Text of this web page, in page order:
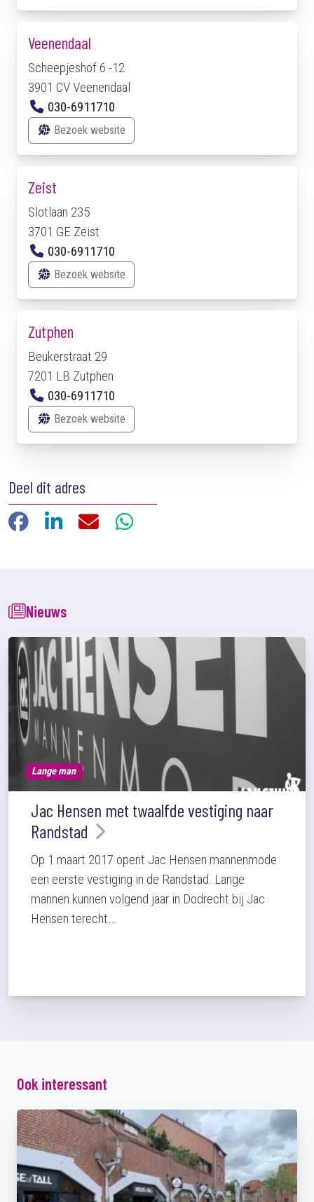
Veenendaal
Scheepjeshof 6 -12
3901 CV Veenendaal
030-6911710
Bezoek website
Zeist
Slotlaan 235
3701 GE Zeist
030-6911710
Bezoek website
Zutphen
Beukerstraat 29
7201 LB Zutphen
030-6911710
Bezoek website
Deel dit adres
FacebookLinkedIn E-mailWhatsApp
Nieuws
Lange man
Jac Hensen met twaalfde vestiging naar
Randstad
Op 1 maart 2017 opent Jac Hensen mannenmode
een eerste vestiging in de Randstad. Lange
mannen kunnen volgend jaar in Dodrecht bij Jac
Hensen terecht…
Ook interessant